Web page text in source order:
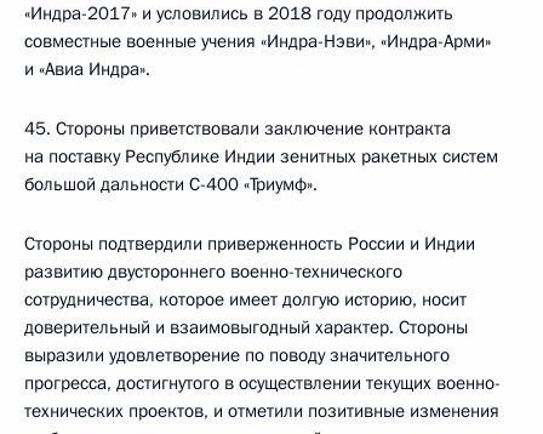
«Индра-2017» и условились в 2018 году продолжить
совместные военные учения «Индра-Нэви», «Индра-Арми»
и «Авиа Индра».
45. Стороны приветствовали заключение контракта
на поставку Республике Индии зенитных ракетных систем
большой дальности С-400 «Триумф».
Стороны подтвердили приверженность России и Индии
развитию двустороннего военно-технического
сотрудничества, которое имеет долгую историю, носит
доверительный и взаимовыгодный характер. Стороны
выразили удовлетворение по поводу значительного
прогресса, достигнутого в осуществлении текущих военно-
технических проектов, и отметили позитивные изменения